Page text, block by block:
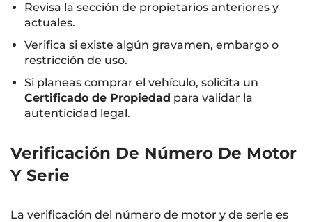
Revisa la sección de propietarios anteriores y
actuales.
Verifica si existe algún gravamen, embargo o
restricción de uso.
Si planeas comprar el vehículo, solicita un
Certificado de Propiedad para validar la
autenticidad legal.
Verificación De Número De Motor
Y Serie
La verificación del número de motor y de serie es